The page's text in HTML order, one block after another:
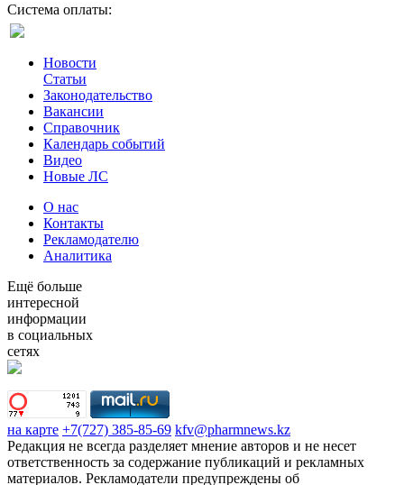
Система оплаты:
Новости
Статьи
Законодательство
Вакансии
Справочник
Календарь событий
Видео
Новые ЛС
О нас
Контакты
Рекламодателю
Аналитика
Ещё больше
интересной
информации
в социальных
сетях
на карте +7(727) 385-85-69 kfv@pharmnews.kz
Редакция не всегда разделяет мнение авторов и не несет
ответственность за содержание публикаций и рекламных
материалов. Рекламодатели предупреждены об